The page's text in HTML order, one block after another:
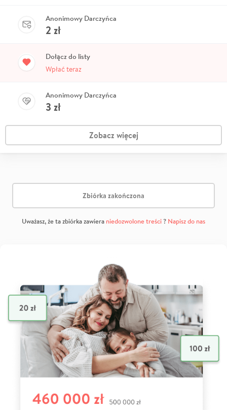
Anonimowy Darczyńca
2 zł
Dołącz do listy
Wpłać teraz
Anonimowy Darczyńca
3 zł
Zobacz więcej
Zbiórka zakończona
Uważasz, że ta zbiórka zawiera niedozwolone treści? Napisz do nas